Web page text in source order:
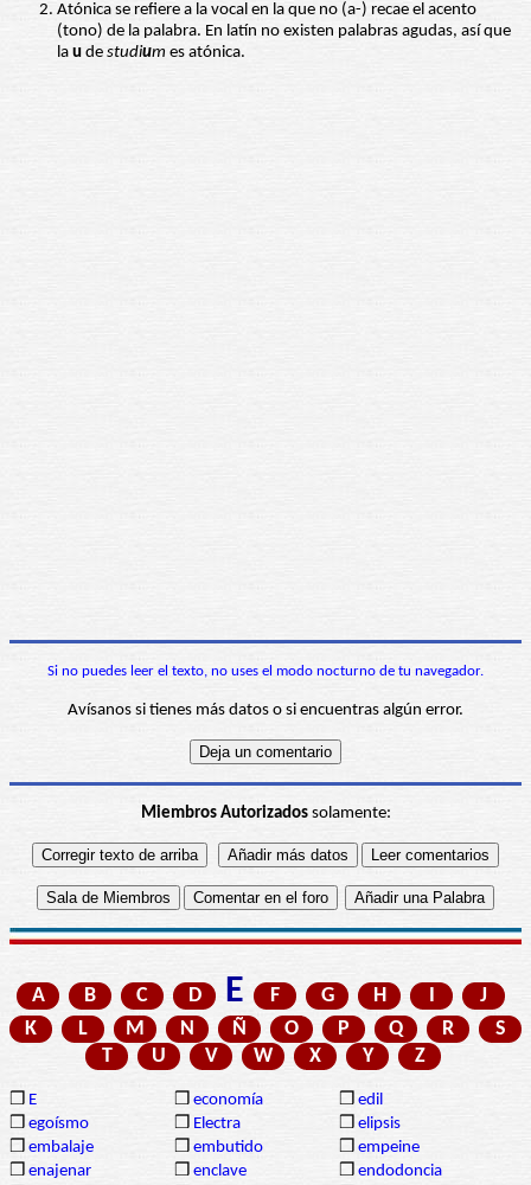
Atónica se refiere a la vocal en la que no (a-) recae el acento
(tono) de la palabra. En latín no existen palabras agudas, así que
la u de studium es atónica.
Si no puedes leer el texto, no uses el modo nocturno de tu navegador.
Avísanos si tienes más datos o si encuentras algún error.
Miembros Autorizadossolamente:
A B C D E F G H I
J
K
L M N Ñ O P Q R
S
T
U V W X Y Z
❒ E ❒ economía ❒ edil
❒ egoísmo ❒ Electra ❒ elipsis
❒ embalaje ❒ embutido ❒ empeine
❒ enajenar ❒ enclave ❒ endodoncia